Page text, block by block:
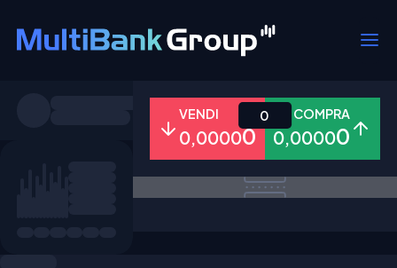
Tutti Forex Metalli Azioni
VENDI
0,00000
COMPRA
0,00000
0